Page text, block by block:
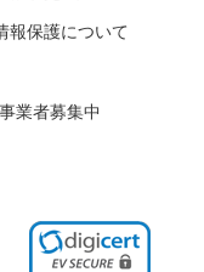
報保護について
業者募集中